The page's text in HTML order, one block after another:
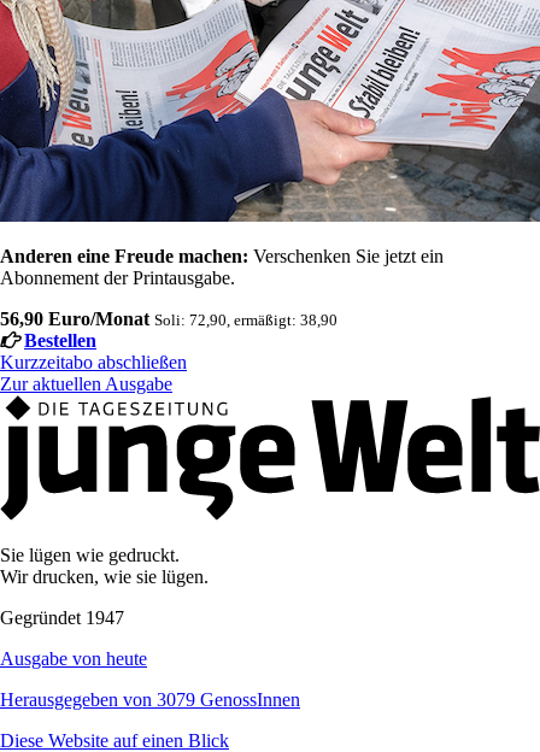
Anderen eine Freude machen: Verschenken Sie jetzt ein
Abonnement der Printausgabe.
56,90 Euro/Monat Soli: 72,90, ermäßigt: 38,90
Bestellen
Kurzzeitabo abschließen
Zur aktuellen Ausgabe
Sie lügen wie gedruckt.
Wir drucken, wie sie lügen.
Gegründet 1947
Ausgabe von heute
Herausgegeben von 3079 GenossInnen
Diese Website auf einen Blick